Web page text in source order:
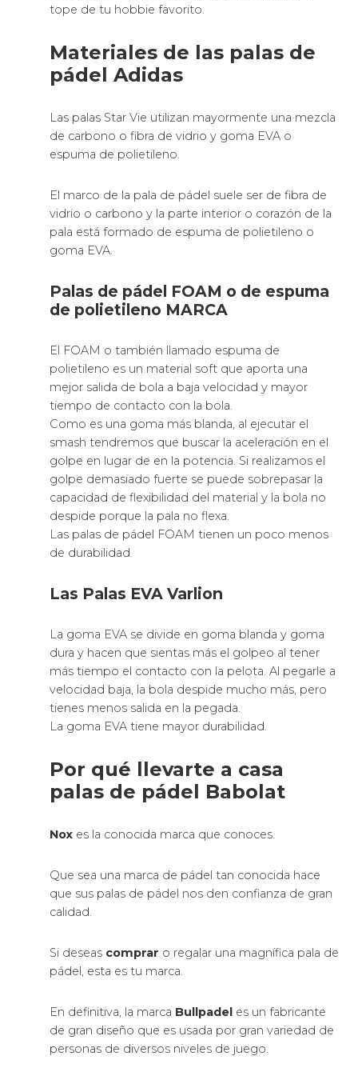
tope de tu hobbie favorito.
Materiales de las palas de
pádel Adidas
Las palas Star Vie utilizan mayormente una mezcla
de carbono o fibra de vidrio y goma EVA o
espuma de polietileno.
El marco de la pala de pádel suele ser de fibra de
vidrio o carbono y la parte interior o corazón de la
pala está formado de espuma de polietileno o
goma EVA.
Palas de pádel FOAM o de espuma
de polietileno MARCA
El FOAM o también llamado espuma de
polietileno es un material soft que aporta una
mejor salida de bola a baja velocidad y mayor
tiempo de contacto con la bola.
Como es una goma más blanda, al ejecutar el
smash tendremos que buscar la aceleración en el
golpe en lugar de en la potencia. Si realizamos el
golpe demasiado fuerte se puede sobrepasar la
capacidad de flexibilidad del material y la bola no
despide porque la pala no flexa.
Las palas de pádel FOAM tienen un poco menos
de durabilidad.
Las Palas EVA Varlion
La goma EVA se divide en goma blanda y goma
dura y hacen que sientas más el golpeo al tener
más tiempo el contacto con la pelota. Al pegarle a
velocidad baja, la bola despide mucho más, pero
tienes menos salida en la pegada.
La goma EVA tiene mayor durabilidad.
Por qué llevarte a casa
palas de pádel Babolat
Nox es la conocida marca que conoces.
Que sea una marca de pádel tan conocida hace
que sus palas de pádel nos den confianza de gran
calidad.
Si deseas comprar o regalar una magnífica pala de
pádel, esta es tu marca.
En definitiva, la marca Bullpadel es un fabricante
de gran diseño que es usada por gran variedad de
personas de diversos niveles de juego.